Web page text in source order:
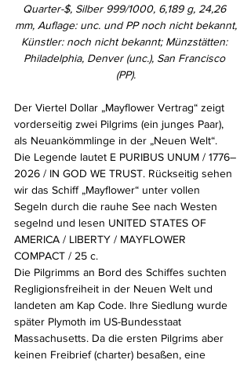
Quarter-$, Silber 999/1000, 6,189 g, 24,26
mm, Auflage: unc. und PP noch nicht bekannt,
Künstler: noch nicht bekannt; Münzstätten:
Philadelphia, Denver (unc.), San Francisco
(PP).
Der Viertel Dollar „Mayflower Vertrag“ zeigt
vorderseitig zwei Pilgrims (ein junges Paar),
als Neuankömmlinge in der „Neuen Welt“.
Die Legende lautet E PURIBUS UNUM / 1776–
2026 / IN GOD WE TRUST. Rückseitig sehen
wir das Schiff „Mayflower“ unter vollen
Segeln durch die rauhe See nach Westen
segelnd und lesen UNITED STATES OF
AMERICA / LIBERTY / MAYFLOWER
COMPACT / 25 c.
Die Pilgrimms an Bord des Schiffes suchten
Regligionsfreiheit in der Neuen Welt und
landeten am Kap Code. Ihre Siedlung wurde
später Plymoth im US-Bundesstaat
Massachusetts. Da die ersten Pilgrims aber
keinen Freibrief (charter) besaßen, eine